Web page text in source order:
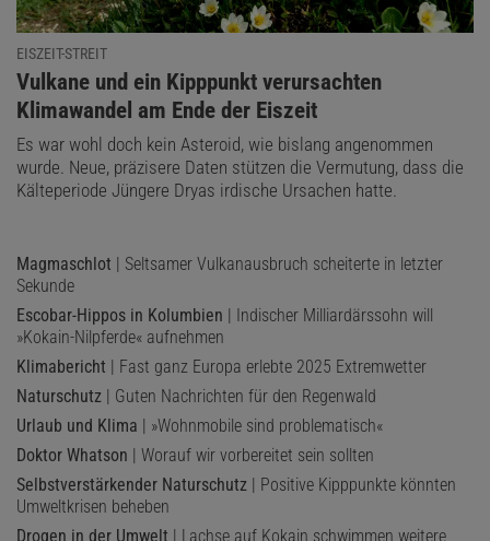
EISZEIT-STREIT
:
Vulkane und ein Kipppunkt verursachten
Klimawandel am Ende der Eiszeit
Es war wohl doch kein Asteroid, wie bislang angenommen
wurde. Neue, präzisere Daten stützen die Vermutung, dass die
Kälteperiode Jüngere Dryas irdische Ursachen hatte.
Magmaschlot | Seltsamer Vulkanausbruch scheiterte in letzter
Sekunde
Escobar-Hippos in Kolumbien | Indischer Milliardärssohn will
»Kokain-Nilpferde« aufnehmen
Klimabericht | Fast ganz Europa erlebte 2025 Extremwetter
Naturschutz | Guten Nachrichten für den Regenwald
Urlaub und Klima | »Wohnmobile sind problematisch«
Doktor Whatson | Worauf wir vorbereitet sein sollten
Selbstverstärkender Naturschutz | Positive Kipppunkte könnten
Umweltkrisen beheben
Drogen in der Umwelt | Lachse auf Kokain schwimmen weitere